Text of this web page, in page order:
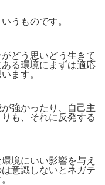
うものです。
どう思いどう生きて
る環境にまずは適応
ます。
強かったり、自己主
も、それに反発する
境にいい影響を与え
意識しないとネガテ